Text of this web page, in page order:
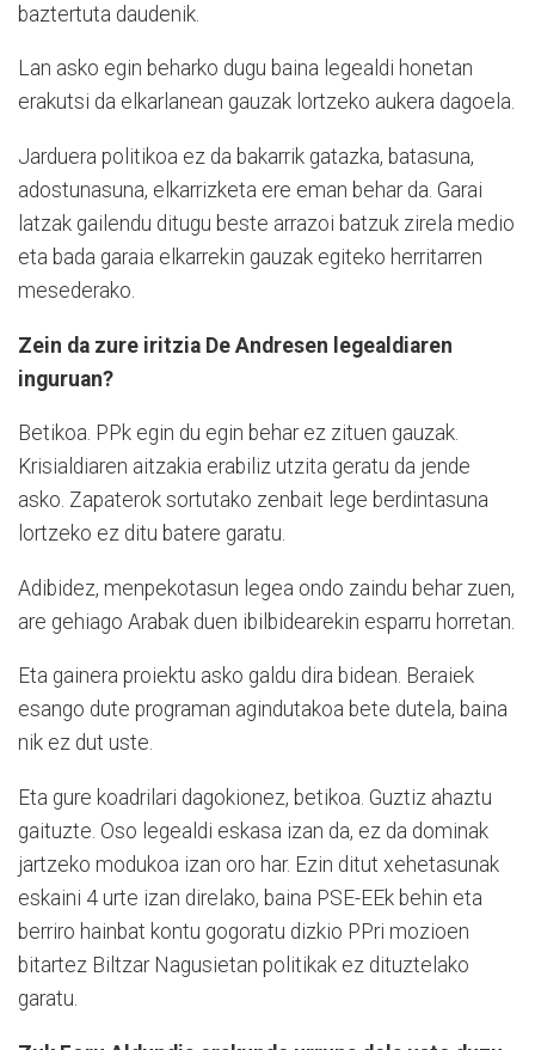
baztertuta daudenik.
Lan asko egin beharko dugu baina legealdi honetan
erakutsi da elkarlanean gauzak lortzeko aukera dagoela.
Jarduera politikoa ez da bakarrik gatazka, batasuna,
adostunasuna, elkarrizketa ere eman behar da. Garai
latzak gailendu ditugu beste arrazoi batzuk zirela medio
eta bada garaia elkarrekin gauzak egiteko herritarren
mesederako.
Zein da zure iritzia De Andresen legealdiaren
inguruan?
Betikoa. PPk egin du egin behar ez zituen gauzak.
Krisialdiaren aitzakia erabiliz utzita geratu da jende
asko. Zapaterok sortutako zenbait lege berdintasuna
lortzeko ez ditu batere garatu.
Adibidez, menpekotasun legea ondo zaindu behar zuen,
are gehiago Arabak duen ibilbidearekin esparru horretan.
Eta gainera proiektu asko galdu dira bidean. Beraiek
esango dute programan agindutakoa bete dutela, baina
nik ez dut uste.
Eta gure koadrilari dagokionez, betikoa. Guztiz ahaztu
gaituzte. Oso legealdi eskasa izan da, ez da dominak
jartzeko modukoa izan oro har. Ezin ditut xehetasunak
eskaini 4 urte izan direlako, baina PSE-EEk behin eta
berriro hainbat kontu gogoratu dizkio PPri mozioen
bitartez Biltzar Nagusietan politikak ez dituztelako
garatu.